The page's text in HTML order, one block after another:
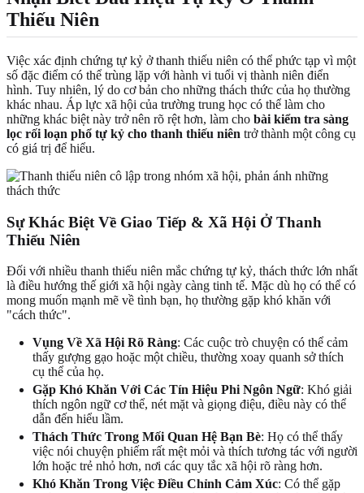
Thiếu Niên
Việc xác định chứng tự kỷ ở thanh thiếu niên có thể phức tạp vì một
số đặc điểm có thể trùng lặp với hành vi tuổi vị thành niên điển
hình. Tuy nhiên, lý do cơ bản cho những thách thức của họ thường
khác nhau. Áp lực xã hội của trường trung học có thể làm cho
những khác biệt này trở nên rõ rệt hơn, làm cho bài kiểm tra sàng
lọc rối loạn phổ tự kỷ cho thanh thiếu niên trở thành một công cụ
có giá trị để hiểu.
Sự Khác Biệt Về Giao Tiếp & Xã Hội Ở Thanh
Thiếu Niên
Đối với nhiều thanh thiếu niên mắc chứng tự kỷ, thách thức lớn nhất
là điều hướng thế giới xã hội ngày càng tinh tế. Mặc dù họ có thể có
mong muốn mạnh mẽ về tình bạn, họ thường gặp khó khăn với
"cách thức".
Vụng Về Xã Hội Rõ Ràng: Các cuộc trò chuyện có thể cảm
thấy gượng gạo hoặc một chiều, thường xoay quanh sở thích
cụ thể của họ.
Gặp Khó Khăn Với Các Tín Hiệu Phi Ngôn Ngữ: Khó giải
thích ngôn ngữ cơ thể, nét mặt và giọng điệu, điều này có thể
dẫn đến hiểu lầm.
Thách Thức Trong Mối Quan Hệ Bạn Bè: Họ có thể thấy
việc nói chuyện phiếm rất mệt mỏi và thích tương tác với người
lớn hoặc trẻ nhỏ hơn, nơi các quy tắc xã hội rõ ràng hơn.
Khó Khăn Trong Việc Điều Chỉnh Cảm Xúc: Có thể gặp